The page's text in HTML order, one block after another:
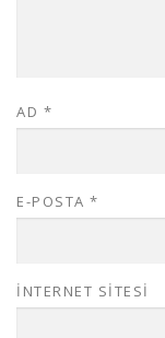
AD *
E-POSTA *
İNTERNET SITESI